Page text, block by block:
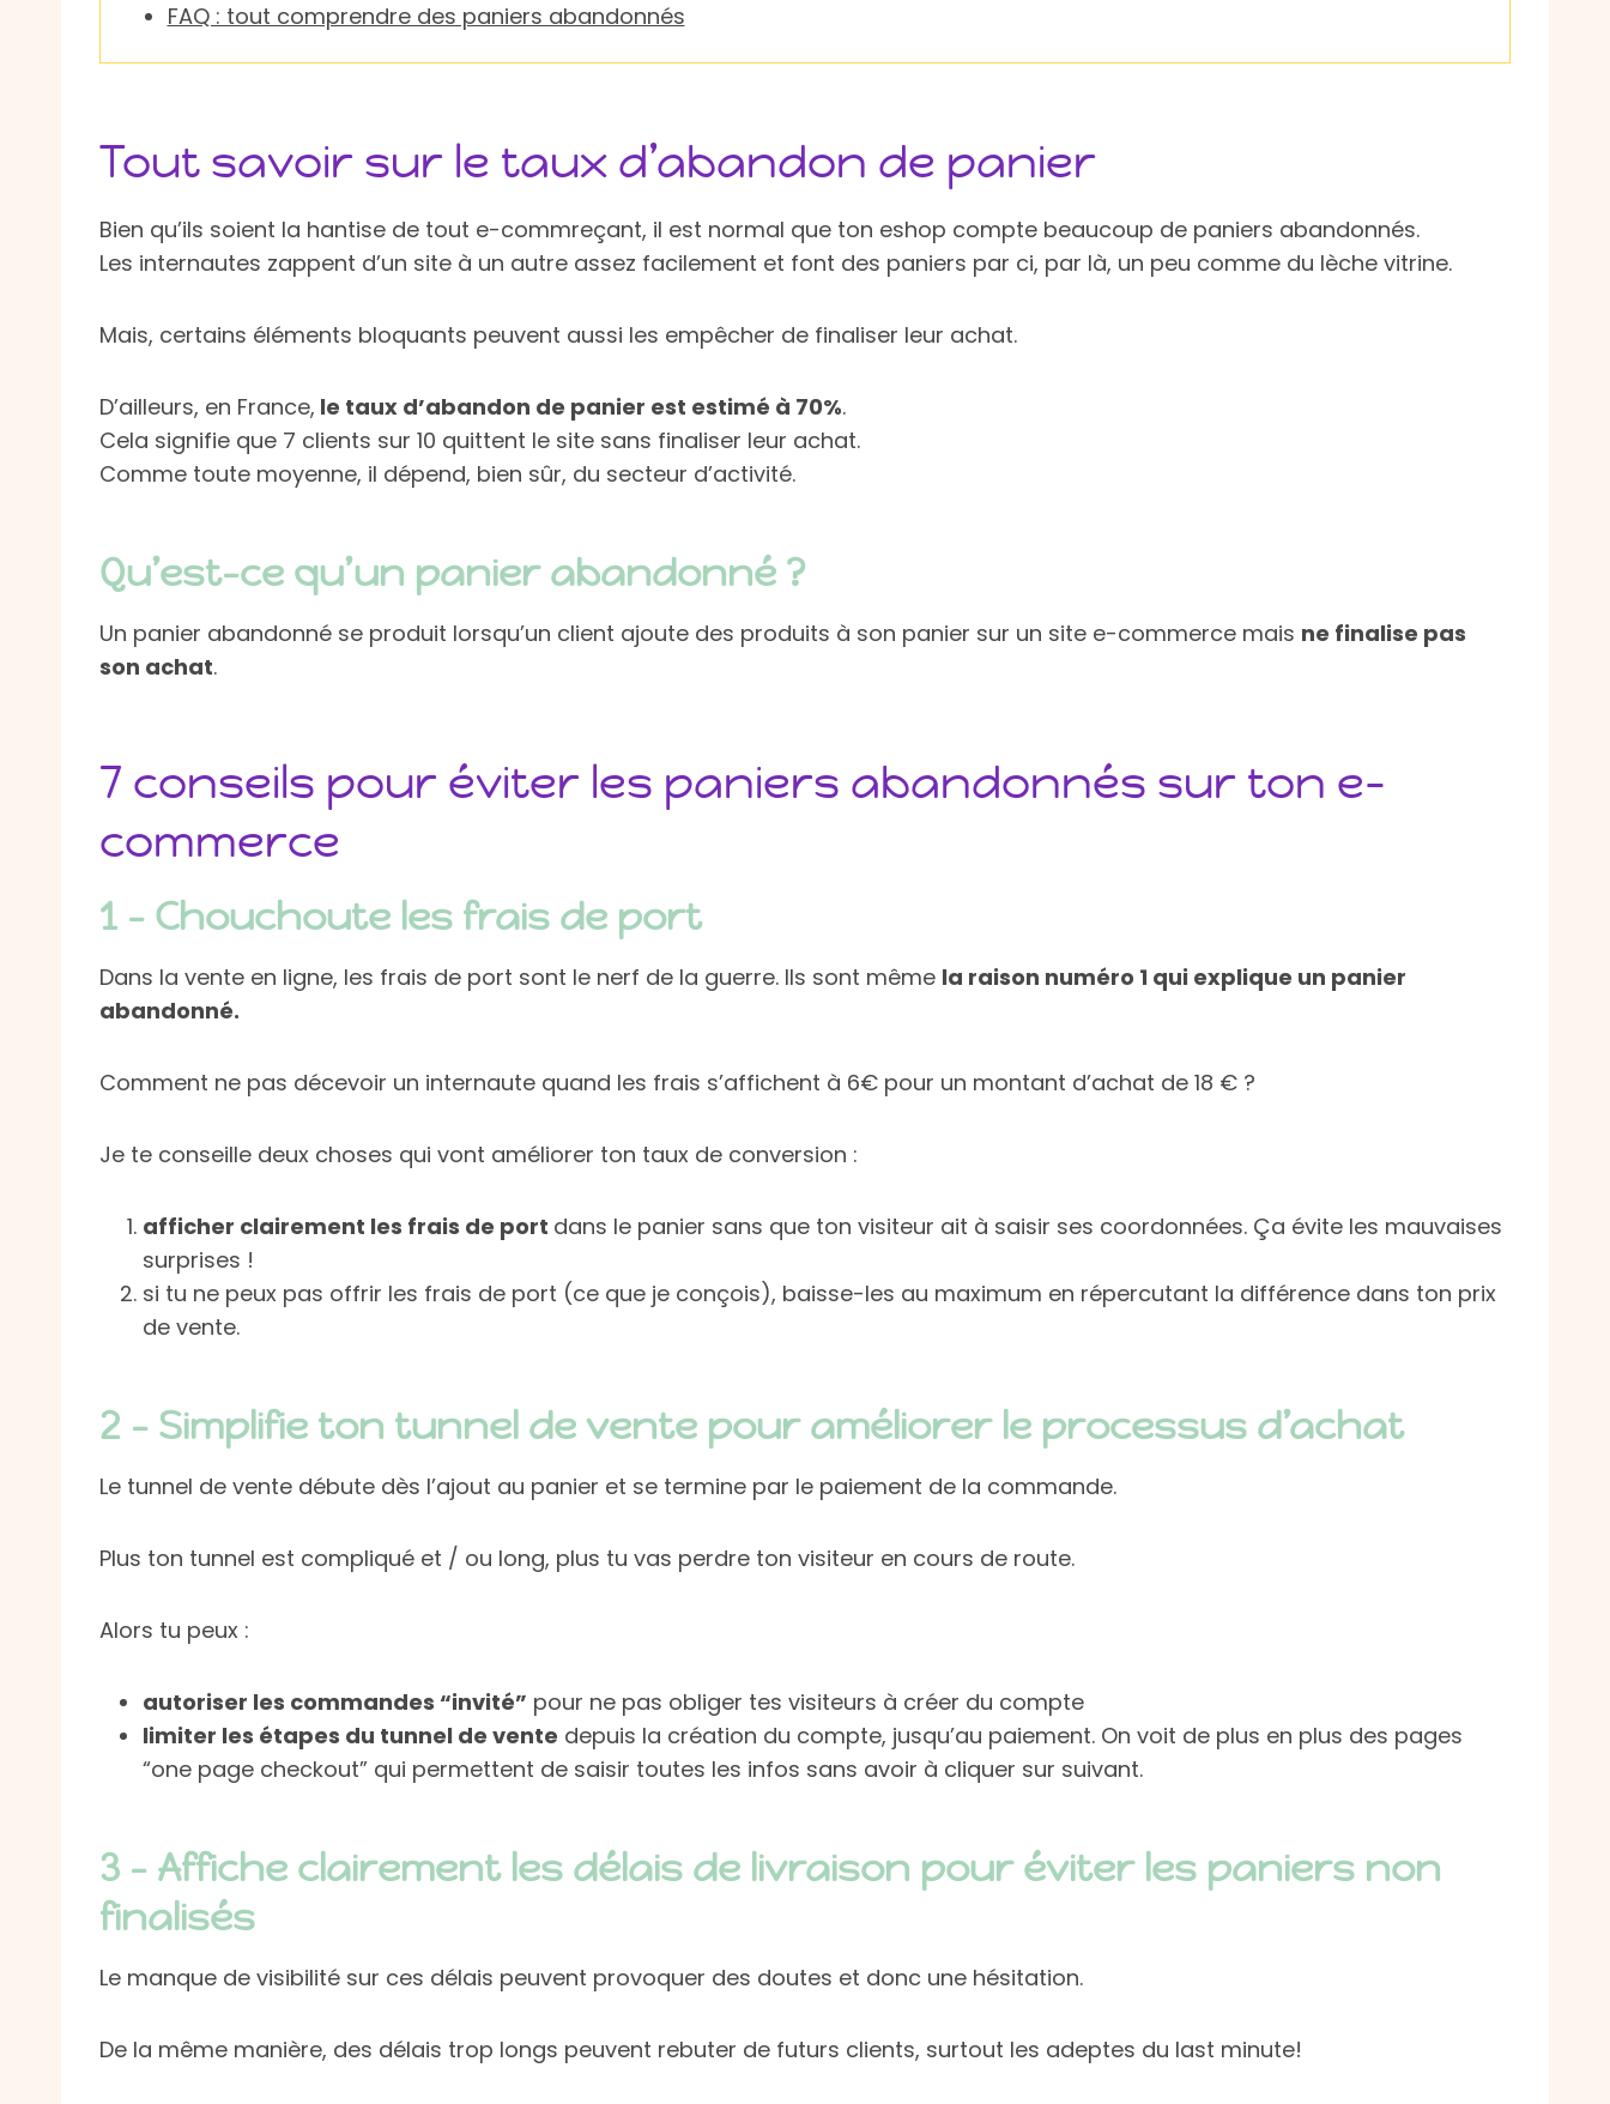
FAQ : tout comprendre des paniers abandonnés
Tout savoir sur le taux d’abandon de panier
Bien qu’ils soient la hantise de tout e-commreçant, il est normal que ton eshop compte beaucoup de paniers abandonnés.
Les internautes zappent d’un site à un autre assez facilement et font des paniers par ci, par là, un peu comme du lèche vitrine.
Mais, certains éléments bloquants peuvent aussi les empêcher de finaliser leur achat.
D’ailleurs, en France, le taux d’abandon de panier est estimé à 70%.
Cela signifie que 7 clients sur 10 quittent le site sans finaliser leur achat.
Comme toute moyenne, il dépend, bien sûr, du secteur d’activité.
Qu’est-ce qu’un panier abandonné ?
Un panier abandonné se produit lorsqu’un client ajoute des produits à son panier sur un site e-commerce mais ne finalise pas
son achat.
7 conseils pour éviter les paniers abandonnés sur ton e-
commerce
1 – Chouchoute les frais de port
Dans la vente en ligne, les frais de port sont le nerf de la guerre. Ils sont même la raison numéro 1 qui explique un panier
abandonné.
Comment ne pas décevoir un internaute quand les frais s’affichent à 6€ pour un montant d’achat de 18 € ?
Je te conseille deux choses qui vont améliorer ton taux de conversion :
afficher clairement les frais de port dans le panier sans que ton visiteur ait à saisir ses coordonnées. Ça évite les mauvaises
surprises !
si tu ne peux pas offrir les frais de port (ce que je conçois), baisse-les au maximum en répercutant la différence dans ton prix
de vente.
2 – Simplifie ton tunnel de vente pour améliorer le processus d’achat
Le tunnel de vente débute dès l’ajout au panier et se termine par le paiement de la commande.
Plus ton tunnel est compliqué et / ou long, plus tu vas perdre ton visiteur en cours de route.
Alors tu peux :
autoriser les commandes “invité” pour ne pas obliger tes visiteurs à créer du compte
limiter les étapes du tunnel de vente depuis la création du compte, jusqu’au paiement. On voit de plus en plus des pages
“one page checkout” qui permettent de saisir toutes les infos sans avoir à cliquer sur suivant.
3 – Affiche clairement les délais de livraison pour éviter les paniers non
finalisés
Le manque de visibilité sur ces délais peuvent provoquer des doutes et donc une hésitation.
De la même manière, des délais trop longs peuvent rebuter de futurs clients, surtout les adeptes du last minute!